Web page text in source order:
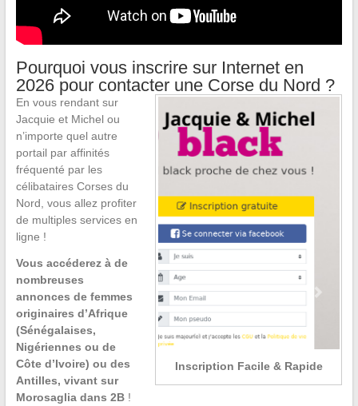
Pourquoi vous inscrire sur Internet en
2026 pour contacter une Corse du Nord ?
Inscription Facile & Rapide
En vous rendant sur
Jacquie et Michel ou
n’importe quel autre
portail par affinités
fréquenté par les
célibataires Corses du
Nord, vous allez profiter
de multiples services en
ligne !
Vous accéderez à de
nombreuses
annonces de femmes
originaires d’Afrique
(Sénégalaises,
Nigériennes ou de
Côte d’Ivoire) ou des
Antilles, vivant sur
Morosaglia dans 2B!